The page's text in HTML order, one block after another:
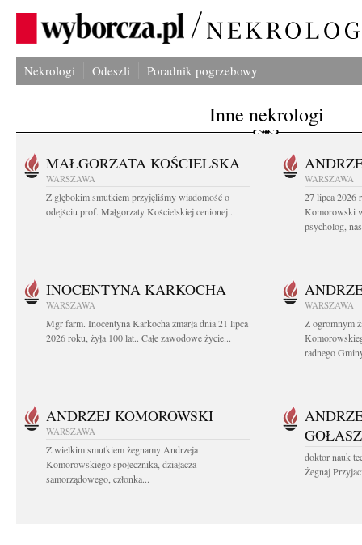
Nekrologi Odeszli Poradnik pogrzebowy
Inne nekrologi
MAŁGORZATA KOŚCIELSKA
WARSZAWA
Z głębokim smutkiem przyjęliśmy wiadomość o
odejściu prof. Małgorzaty Kościelskiej cenionej...
WARSZAWA
27 lipca 2026
Komorowski
psycholog,
INOCENTYNA KARKOCHA
WARSZAWA
Mgr farm. Inocentyna Karkocha zmarła dnia 21 lipca
2026 roku, żyła 100 lat.. Całe zawodowe życie...
WARSZAWA
Z ogromnym
radnego
ANDRZEJ KOMOROWSKI
WARSZAWA
Z wielkim smutkiem żegnamy Andrzeja
Komorowskiego społecznika, działacza
samorządowego, członka...
doktor nauk
Żegnaj